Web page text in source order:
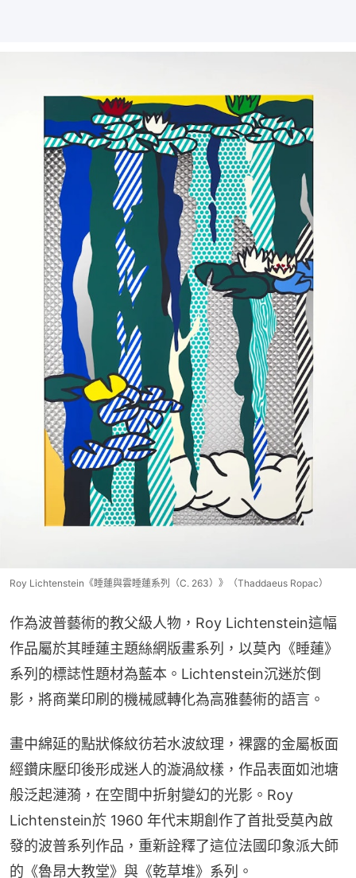
Roy Lichtenstein《睡蓮與雲睡蓮系列（C. 263）》（Thaddaeus Ropac）
作為波普藝術的教父級人物，Roy Lichtenstein這幅
作品屬於其睡蓮主題絲網版畫系列，以莫內《睡蓮》
系列的標誌性題材為藍本。Lichtenstein沉迷於倒
影，將商業印刷的機械感轉化為高雅藝術的語言。
畫中綿延的點狀條紋彷若水波紋理，裸露的金屬板面
經鑽床壓印後形成迷人的漩渦紋樣，作品表面如池塘
般泛起漣漪，在空間中折射變幻的光影。Roy
Lichtenstein於 1960 年代末期創作了首批受莫內啟
發的波普系列作品，重新詮釋了這位法國印象派大師
的《魯昂大教堂》與《乾草堆》系列。